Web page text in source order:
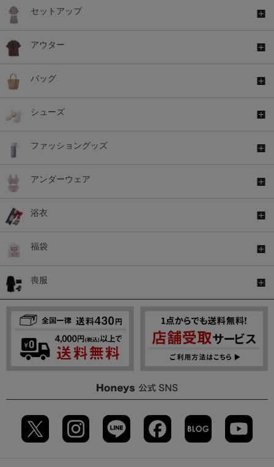
セットアップ
アウター
バッグ
シューズ
ファッショングッズ
アンダーウェア
浴衣
福袋
喪服